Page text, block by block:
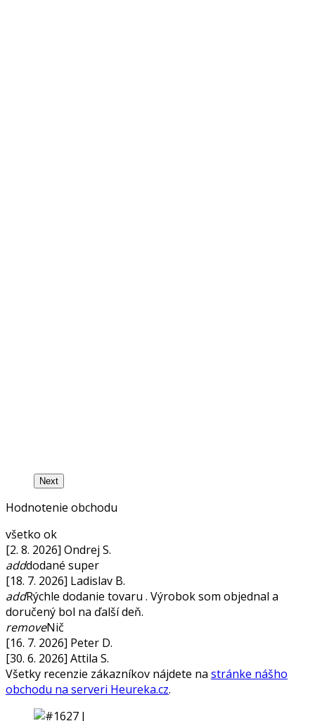
Next
Hodnotenie obchodu
všetko ok
[2. 8. 2026] Ondrej S.
adddodané super
[18. 7. 2026] Ladislav B.
addRýchle dodanie tovaru . Výrobok som objednal a
doručený bol na ďalší deň.
removeNič
[16. 7. 2026] Peter D.
[30. 6. 2026] Attila S.
Všetky recenzie zákazníkov nájdete na stránke nášho
obchodu na serveri Heureka.cz.